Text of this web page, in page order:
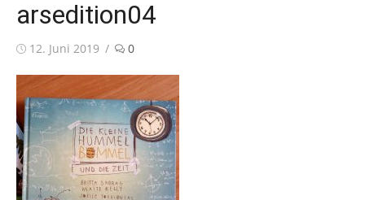
arsedition04
Posted
12. Juni 2019 0